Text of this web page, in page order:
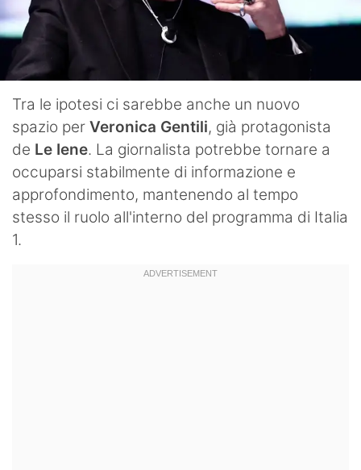
Tra le ipotesi ci sarebbe anche un nuovo
spazio per Veronica Gentili, già protagonista
de Le Iene. La giornalista potrebbe tornare a
occuparsi stabilmente di informazione e
approfondimento, mantenendo al tempo
stesso il ruolo all'interno del programma di Italia
1.